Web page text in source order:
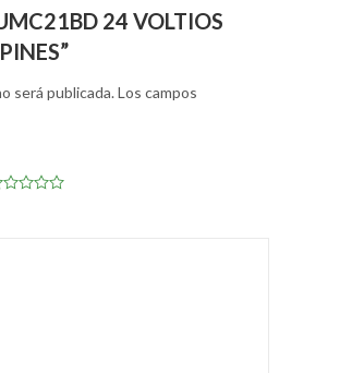
24 VOLTIOS
será publicada.Los campos